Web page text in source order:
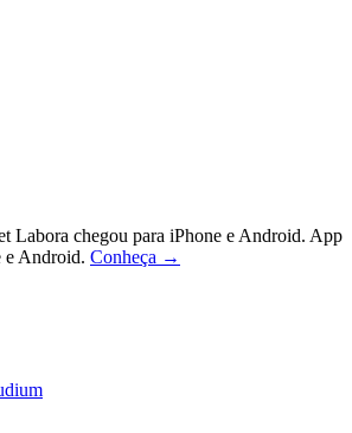
Labora chegou para iPhone e Android. App
e Android. Conheça →